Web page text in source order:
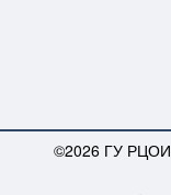
©2026 ГУ